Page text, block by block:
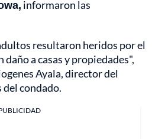
informaron las
resultaron heridos por el
a casas y propiedades",
Ayala, director del
del condado.